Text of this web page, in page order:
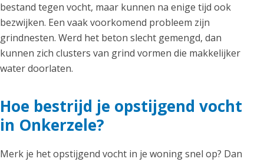
bestand tegen vocht, maar kunnen na enige tijd ook
bezwijken. Een vaak voorkomend probleem zijn
grindnesten. Werd het beton slecht gemengd, dan
kunnen zich clusters van grind vormen die makkelijker
water doorlaten.
Hoe bestrijd je opstijgend vocht
in Onkerzele?
Merk je het opstijgend vocht in je woning snel op? Dan